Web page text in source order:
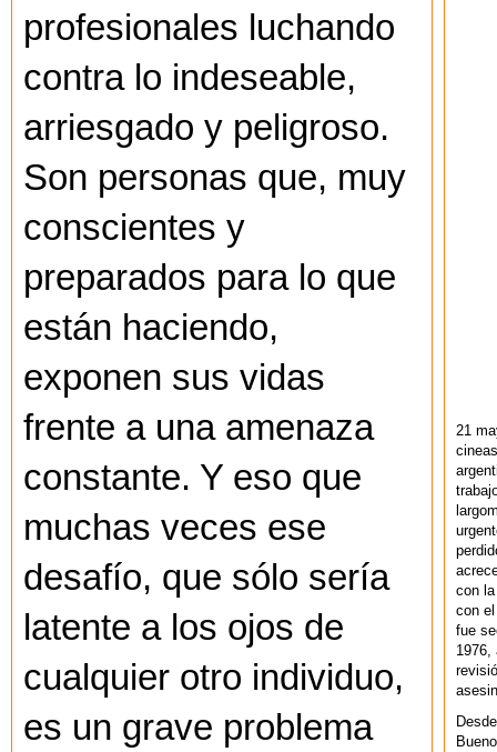
profesionales luchando
contra lo indeseable,
arriesgado y peligroso.
Son personas que, muy
conscientes y
preparados para lo que
están haciendo,
exponen sus vidas
frente a una amenaza
constante. Y eso que
muchas veces ese
desafío, que sólo sería
latente a los ojos de
cualquier otro individuo,
es un grave problema
21
con
con
fue
1976,